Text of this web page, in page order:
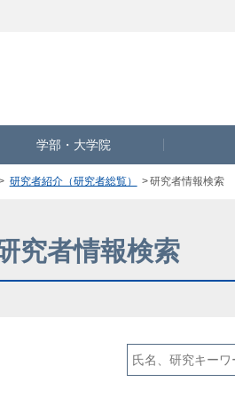
学部・大学院
研究者紹介（研究者総覧） 研究者情報検索
究者情報検索